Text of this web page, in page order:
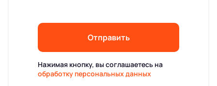
Отправить
Нажимая кнопку, вы соглашаетесь на
обработку персональных данных